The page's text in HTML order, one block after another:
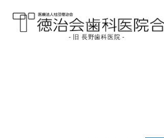
医療法人社団徳治会
- 旧 長野歯科医院 -